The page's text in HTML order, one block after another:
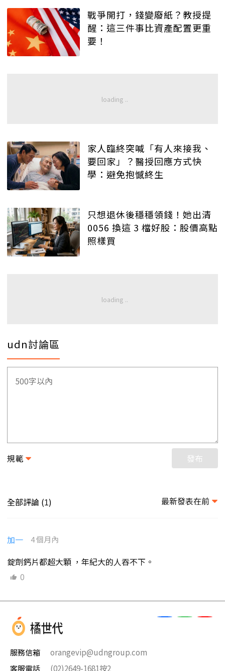
戰爭開打，錢變廢紙？教授提
醒：這三件事比資產配置更重
要！
家人臨終突喊「有人來接我、
要回家」？醫授回應方式快
學：避免抱憾終生
只想退休後穩穩領錢！她出清
0056 換這 3 檔好股：股價高點
照樣買
udn討論區
規範 發布
全部評論 (1) 最新發表在前
加一 4 個月內
錠劑鈣片都超大顆 ，年紀大的人吞不下。
0
服務信箱
orangevip@udngroup.com
客服電話
(02)2649-1681按2